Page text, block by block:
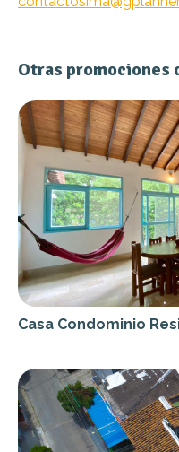
Otras promociones
Casa Condominio